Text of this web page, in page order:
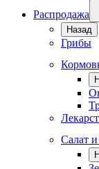
Распродажа
Назад
Грибы
Салат и